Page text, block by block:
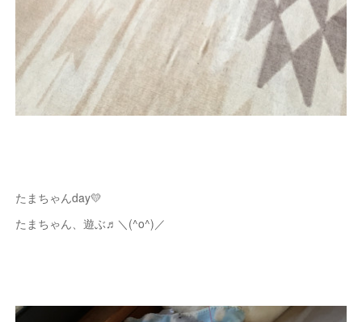
たまちゃんday💛
たまちゃん、遊ぶ♬＼(^o^)／